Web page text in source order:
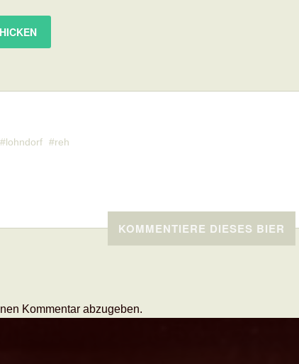
lohndorf reh
KOMMENTIERE DIESES BIER
Kommentar abzugeben.